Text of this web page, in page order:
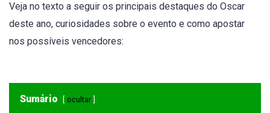
Veja no texto a seguir os principais destaques do Oscar
deste ano, curiosidades sobre o evento e como apostar
nos possíveis vencedores:
Sumário ocultar